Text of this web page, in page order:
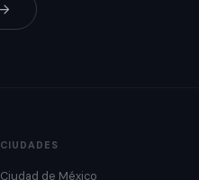
CIUDADES
Ciudad de México